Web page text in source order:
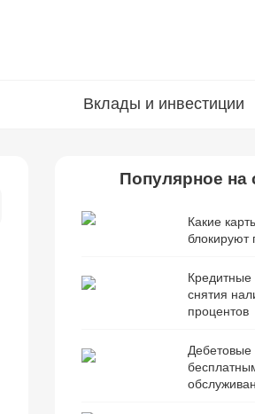
Вклады и инвестиции
Популярное на
Какие
блокируют
Кредитные
снятия
процентов
Дебетовые